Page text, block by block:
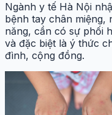
Ngành y tế Hà Nội
bệnh tay chân miệng,
năng, cần có sự phối
và đặc biệt là ý thức
đình, cộng đồng.